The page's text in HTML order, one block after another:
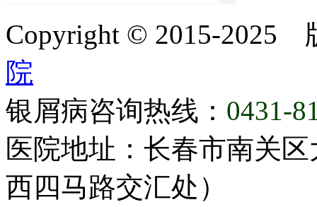
Copyright © 2015-2025
院
银屑病咨询热线： 0431-
医院地址：长春市南关
西四马路交汇处）